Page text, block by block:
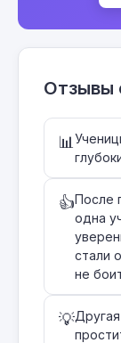
Отзывы
📊
👍После
одна
стали
не
💡